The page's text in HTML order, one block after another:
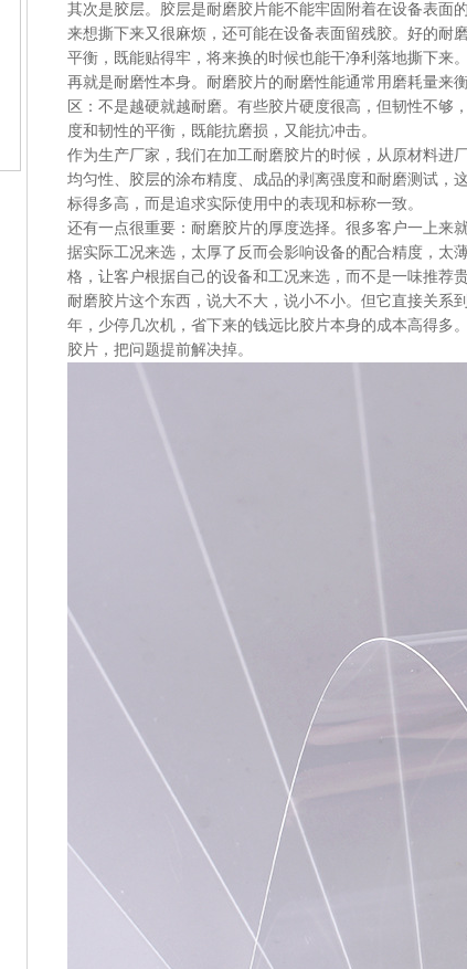
其次是胶层。胶层是耐磨胶片能不能牢固附着在设备表面
来想撕下来又很麻烦，还可能在设备表面留残胶。好的耐
平衡，既能贴得牢，将来换的时候也能干净利落地撕下来。
再就是耐磨性本身。耐磨胶片的耐磨性能通常用磨耗量来
区：不是越硬就越耐磨。有些胶片硬度很高，但韧性不够
度和韧性的平衡，既能抗磨损，又能抗冲击。
作为生产厂家，我们在加工耐磨胶片的时候，从原材料进
均匀性、胶层的涂布精度、成品的剥离强度和耐磨测试，
标得多高，而是追求实际使用中的表现和标称一致。
还有一点很重要：耐磨胶片的厚度选择。很多客户一上来
据实际工况来选，太厚了反而会影响设备的配合精度，太
格，让客户根据自己的设备和工况来选，而不是一味推荐贵
耐磨胶片这个东西，说大不大，说小不小。但它直接关系
年，少停几次机，省下来的钱远比胶片本身的成本高得多
胶片，把问题提前解决掉。